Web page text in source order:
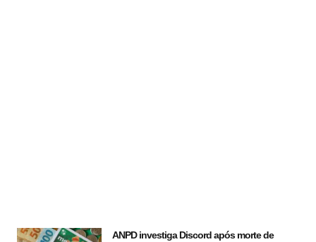
ANPD investiga Discord após morte de